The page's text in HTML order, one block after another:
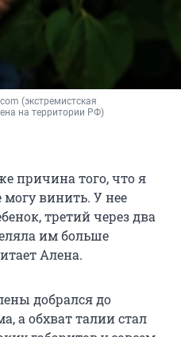
(экстремистская
на территории РФ)
причина того, что я
винить. У нее
третий через два
им больше
Алена.
добрался до
а обхват талии стал